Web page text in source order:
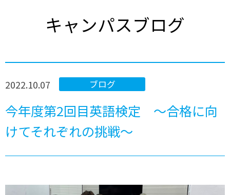
キャンパスブログ
ブログ
2022.10.07
今年度第2回目英語検定 ～合格に向
けてそれぞれの挑戦～